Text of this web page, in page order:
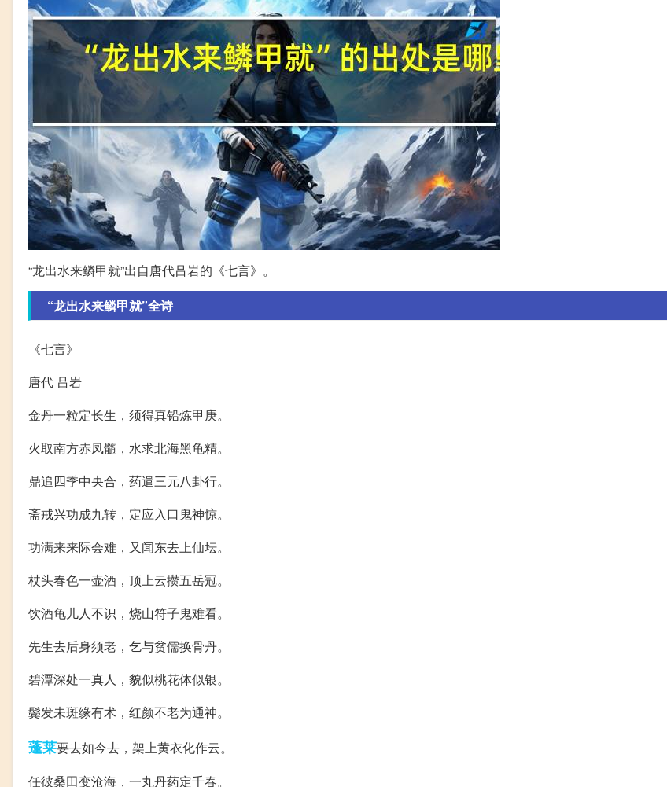
“龙出水来鳞甲就”出自唐代吕岩的《七言》。
“龙出水来鳞甲就”全诗
《七言》
唐代 吕岩
金丹一粒定长生，须得真铅炼甲庚。
火取南方赤凤髓，水求北海黑龟精。
鼎追四季中央合，药遣三元八卦行。
斋戒兴功成九转，定应入口鬼神惊。
功满来来际会难，又闻东去上仙坛。
杖头春色一壶酒，顶上云攒五岳冠。
饮酒龟儿人不识，烧山符子鬼难看。
先生去后身须老，乞与贫儒换骨丹。
碧潭深处一真人，貌似桃花体似银。
鬓发未斑缘有术，红颜不老为通神。
蓬莱要去如今去，架上黄衣化作云。
任彼桑田变沧海，一丸丹药定千春。